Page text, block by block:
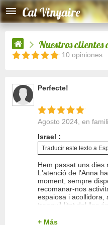
Cal Vinyaire
Nuestros clientes
10 opiniones
Perfecte!
Agosto 2024, en
Israel :
Traducir este texto a
Hem passat uns dies
L'atenció de l'Anna
moment, sempre
recomanar-nos
espaiosa i acollidora,
tranquil·litat del lloc
camps dels voltants.
+ Más